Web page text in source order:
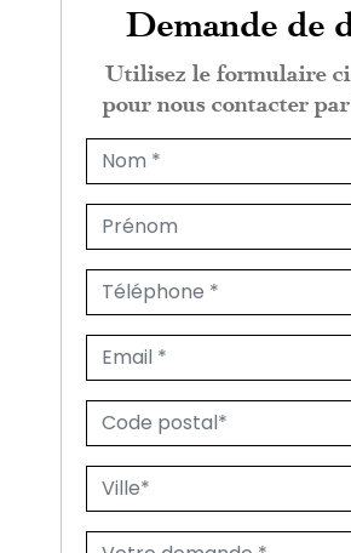
Demande de
Utilisez le formulaire
pour nous contacter